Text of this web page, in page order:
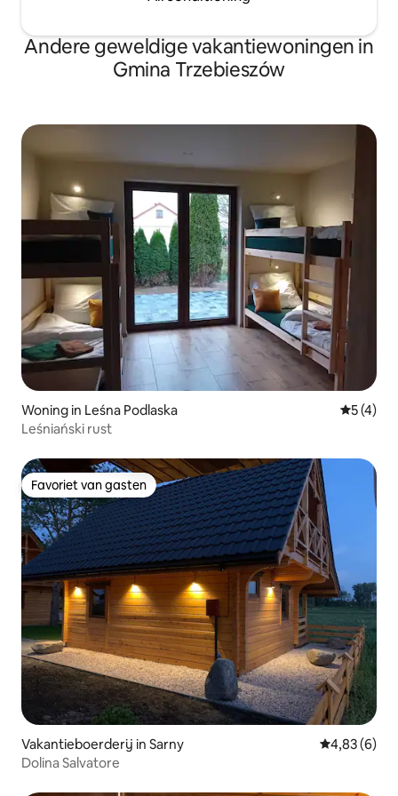
Andere geweldige vakantiewoningen in
Gmina Trzebieszów
Woning in Leśna Podlaska
5 (4)
Leśniański rust
Favoriet van gasten
Favoriet van gasten
Vakantieboerderij in Sarny Gemiddelde
4,83 (6)
Dolina Salvatore